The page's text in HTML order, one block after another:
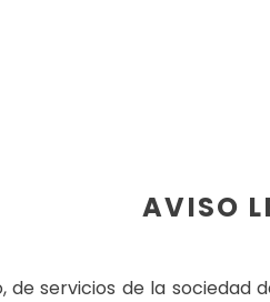
AVISO
de servicios de la sociedad